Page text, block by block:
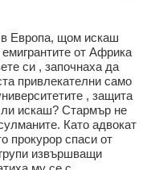
в Европа, щом искаш
от Африка
си , започнаха да
привлекателни само
, защита
ли искаш? Стармър не
Като адвокат
прокурор спаси от
извършващи